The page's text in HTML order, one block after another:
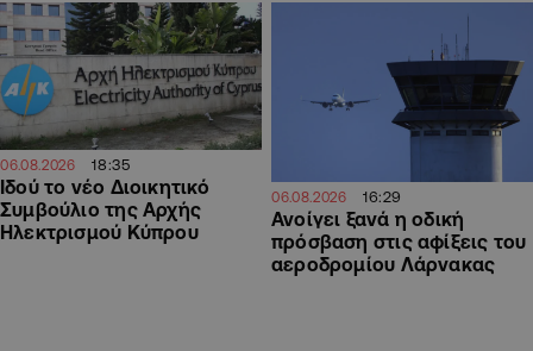
06.08.2026 18:35
Ιδού το νέο Διοικητικό
Συμβούλιο της Αρχής
Ηλεκτρισμού Κύπρου
06.08.2026 16:29
Ανοίγει ξανά η οδική
πρόσβαση στις αφίξεις του
αεροδρομίου Λάρνακας